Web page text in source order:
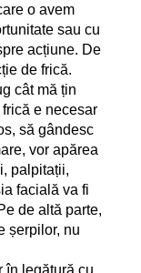
o avem
sau cu
acțiune. De
de frică.
cât mă țin
e necesar
să gândesc
vor apărea
palpitații,
facială va fi
de altă parte,
șerpilor, nu
în legătură cu